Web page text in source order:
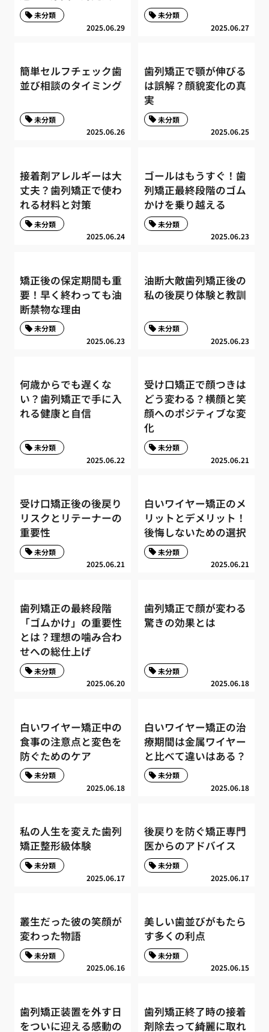
2025.06.29
未分類
2025.06.27
未分類
簡単セルフチェック歯
並び相談のタイミング
2025.06.26
未分類
歯列矯正で顎が伸びる
は誤解？顔貌変化の真
実
2025.06.25
未分類
接着剤アレルギーは大
丈夫？歯列矯正で使わ
れる材料と対策
2025.06.24
未分類
ゴールはもうすぐ！歯
列矯正最終段階のゴム
かけを乗り越える
2025.06.23
未分類
矯正後の保定期間も重
要！早く終わっても油
断禁物な理由
2025.06.23
未分類
油断大敵歯列矯正後の
私の後戻り体験と教訓
2025.06.23
未分類
何歳からでも遅くな
い？歯列矯正で手に入
れる健康と自信
2025.06.22
未分類
受け口矯正で顔つきは
どう変わる？横顔と笑
顔へのポジティブな変
化
2025.06.21
未分類
受け口矯正後の後戻り
リスクとリテーナーの
重要性
2025.06.21
未分類
白いワイヤー矯正のメ
リットとデメリット！
後悔しないための選択
2025.06.21
未分類
歯列矯正の最終段階
「ゴムかけ」の重要性
とは？理想の噛み合わ
せへの総仕上げ
2025.06.20
未分類
歯列矯正で顔が変わる
驚きの効果とは
2025.06.18
未分類
白いワイヤー矯正中の
食事の注意点と変色を
防ぐためのケア
2025.06.18
未分類
白いワイヤー矯正の治
療期間は金属ワイヤー
と比べて違いはある？
2025.06.18
未分類
私の人生を変えた歯列
矯正整形級体験
2025.06.17
未分類
後戻りを防ぐ矯正専門
医からのアドバイス
2025.06.17
未分類
叢生だった彼の笑顔が
変わった物語
2025.06.16
未分類
美しい歯並びがもたら
す多くの利点
2025.06.15
未分類
歯列矯正装置を外す日
をついに迎える感動の
歯列矯正終了時の接着
剤除去って綺麗に取れ